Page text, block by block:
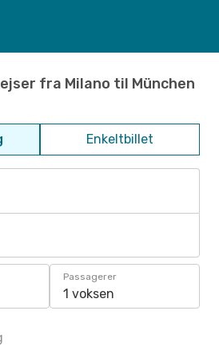
fra Milano til München
Enkeltbillet
Passagerer
1 voksen